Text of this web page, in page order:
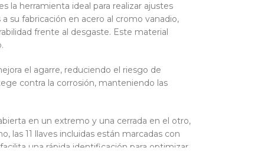
la herramienta ideal para realizar ajustes
su fabricación en acero al cromo vanadio,
frente al desgaste. Este material
el agarre, reduciendo el riesgo de
contra la corrosión, manteniendo las
en un extremo y una cerrada en el otro,
las 11 llaves incluidas están marcadas con
una rápida identificación para optimizar